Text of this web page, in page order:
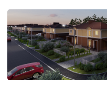
Работа
О компании
Онлайн-запись